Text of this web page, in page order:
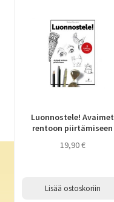
Luonnostele! Avaimet
rentoon piirtämiseen
19,90€
Lisää ostoskoriin